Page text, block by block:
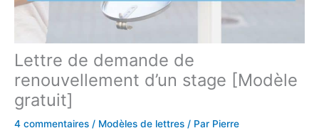
Lettre de demande de
renouvellement d’un stage [Modèle
gratuit]
4 commentaires / Modèles de lettres / Par Pierre